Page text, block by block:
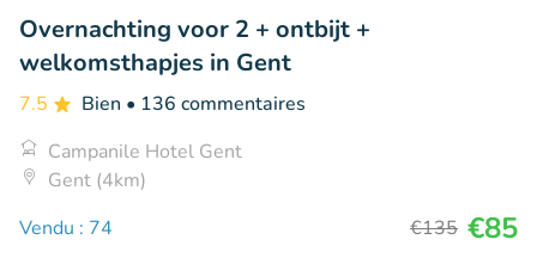
Overnachting voor 2 + ontbijt +
welkomsthapjes in Gent
7.5 Bien • 136 commentaires
Campanile Hotel Gent
Gent (4km)
Vendu : 74
€135 €85